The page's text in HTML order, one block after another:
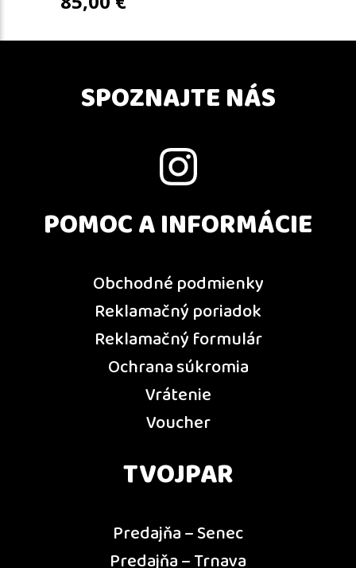
SPOZNAJTE NÁS
POMOC A INFORMÁCIE
Obchodné podmienky
Reklamačný poriadok
Reklamačný formulár
Ochrana súkromia
Vrátenie
Voucher
TVOJPAR
Predajňa – Senec